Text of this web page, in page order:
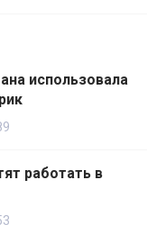
использовала
работать в